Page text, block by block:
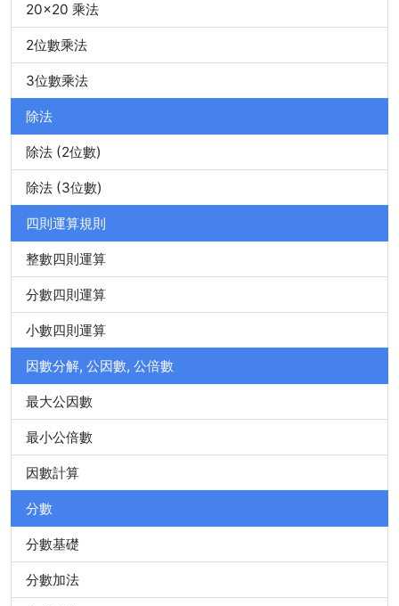
20x20 乘法
2位數乘法
3位數乘法
除法
除法 (2位數)
除法 (3位數)
四則運算規則
整數四則運算
分數四則運算
小數四則運算
因數分解, 公因數, 公倍數
最大公因數
最小公倍數
因數計算
分數
分數基礎
分數加法